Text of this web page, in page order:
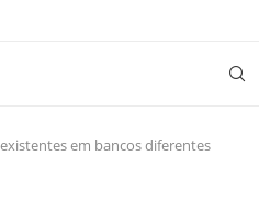
em bancos diferentes